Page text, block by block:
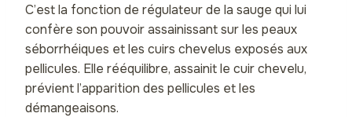
C’est la fonction de régulateur de la sauge qui lui
confère son pouvoir assainissant sur les peaux
séborrhéiques et les cuirs chevelus exposés aux
pellicules. Elle rééquilibre, assainit le cuir chevelu,
prévient l’apparition des pellicules et les
démangeaisons.